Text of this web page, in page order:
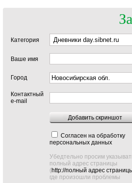
Категория
Ваше имя
Город
Контактный
e-mail
Добавить скриншот
Согласен на обработку
персональных данных
Убедтельно просим
полный адрес страницы
(http://полный адрес
где произошли проблемы